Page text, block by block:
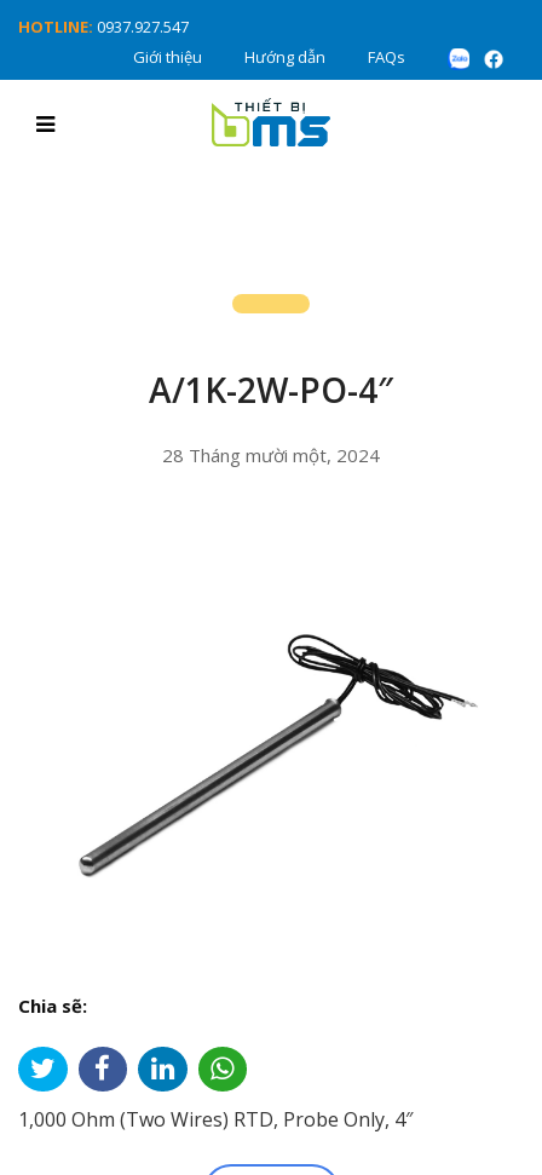
HOTLINE: 0937.927.547
Giới thiệu
Hướng dẫn FAQs
A/1K-2W-PO-4″
28 Tháng mười một, 2024
Chia sẽ:
1,000 Ohm (Two Wires) RTD, Probe Only, 4″